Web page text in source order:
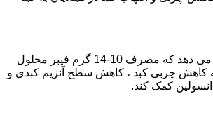
برخی تحقیقات نشان می دهد که مصرف 10-14 گرم فیبر محلول
کاهش چربی کبد ، کاهش سطح آنزیم کبدی و
کمک کند.